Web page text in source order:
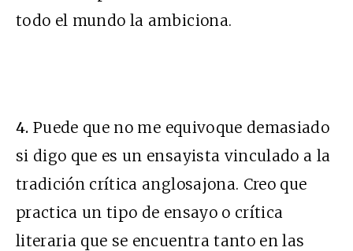
todo el mundo la ambiciona.
4. Puede que no me equivoque demasiado
si digo que es un ensayista vinculado a la
tradición crítica anglosajona. Creo que
practica un tipo de ensayo o crítica
literaria que se encuentra tanto en las